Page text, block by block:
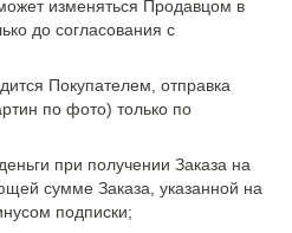
изменяться Продавцом в
до согласования с
Покупателем, отправка
по фото) только по
при получении Заказа на
сумме Заказа, указанной на
подписки;